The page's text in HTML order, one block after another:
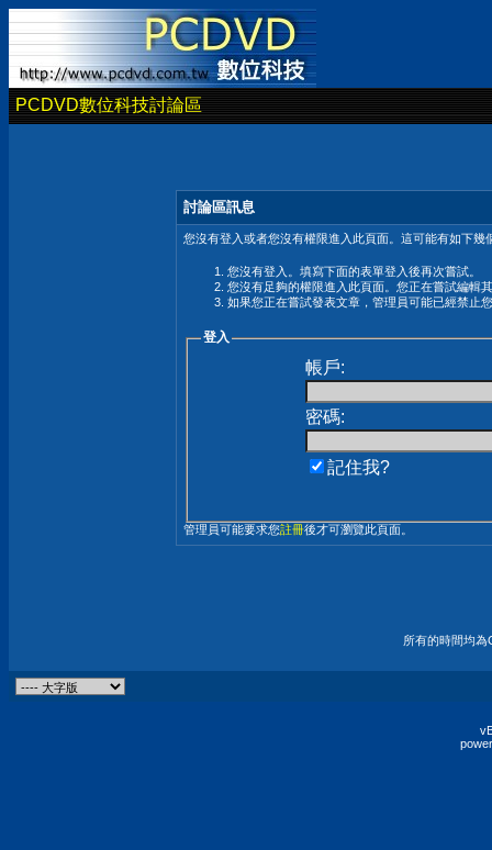
PCDVD數位科技討論區
討論區訊息
您沒有登入或者您沒有權限進入此頁面。這可能有如下幾
您沒有登入。填寫下面的表單登入後再次嘗試。
您沒有足夠的權限進入此頁面。您正在嘗試編輯
如果您正在嘗試發表文章，管理員可能已經禁止
登入
帳戶:
密碼:
記住我?
管理員可能要求您註冊後才可瀏覽此頁面。
所有的時間均為